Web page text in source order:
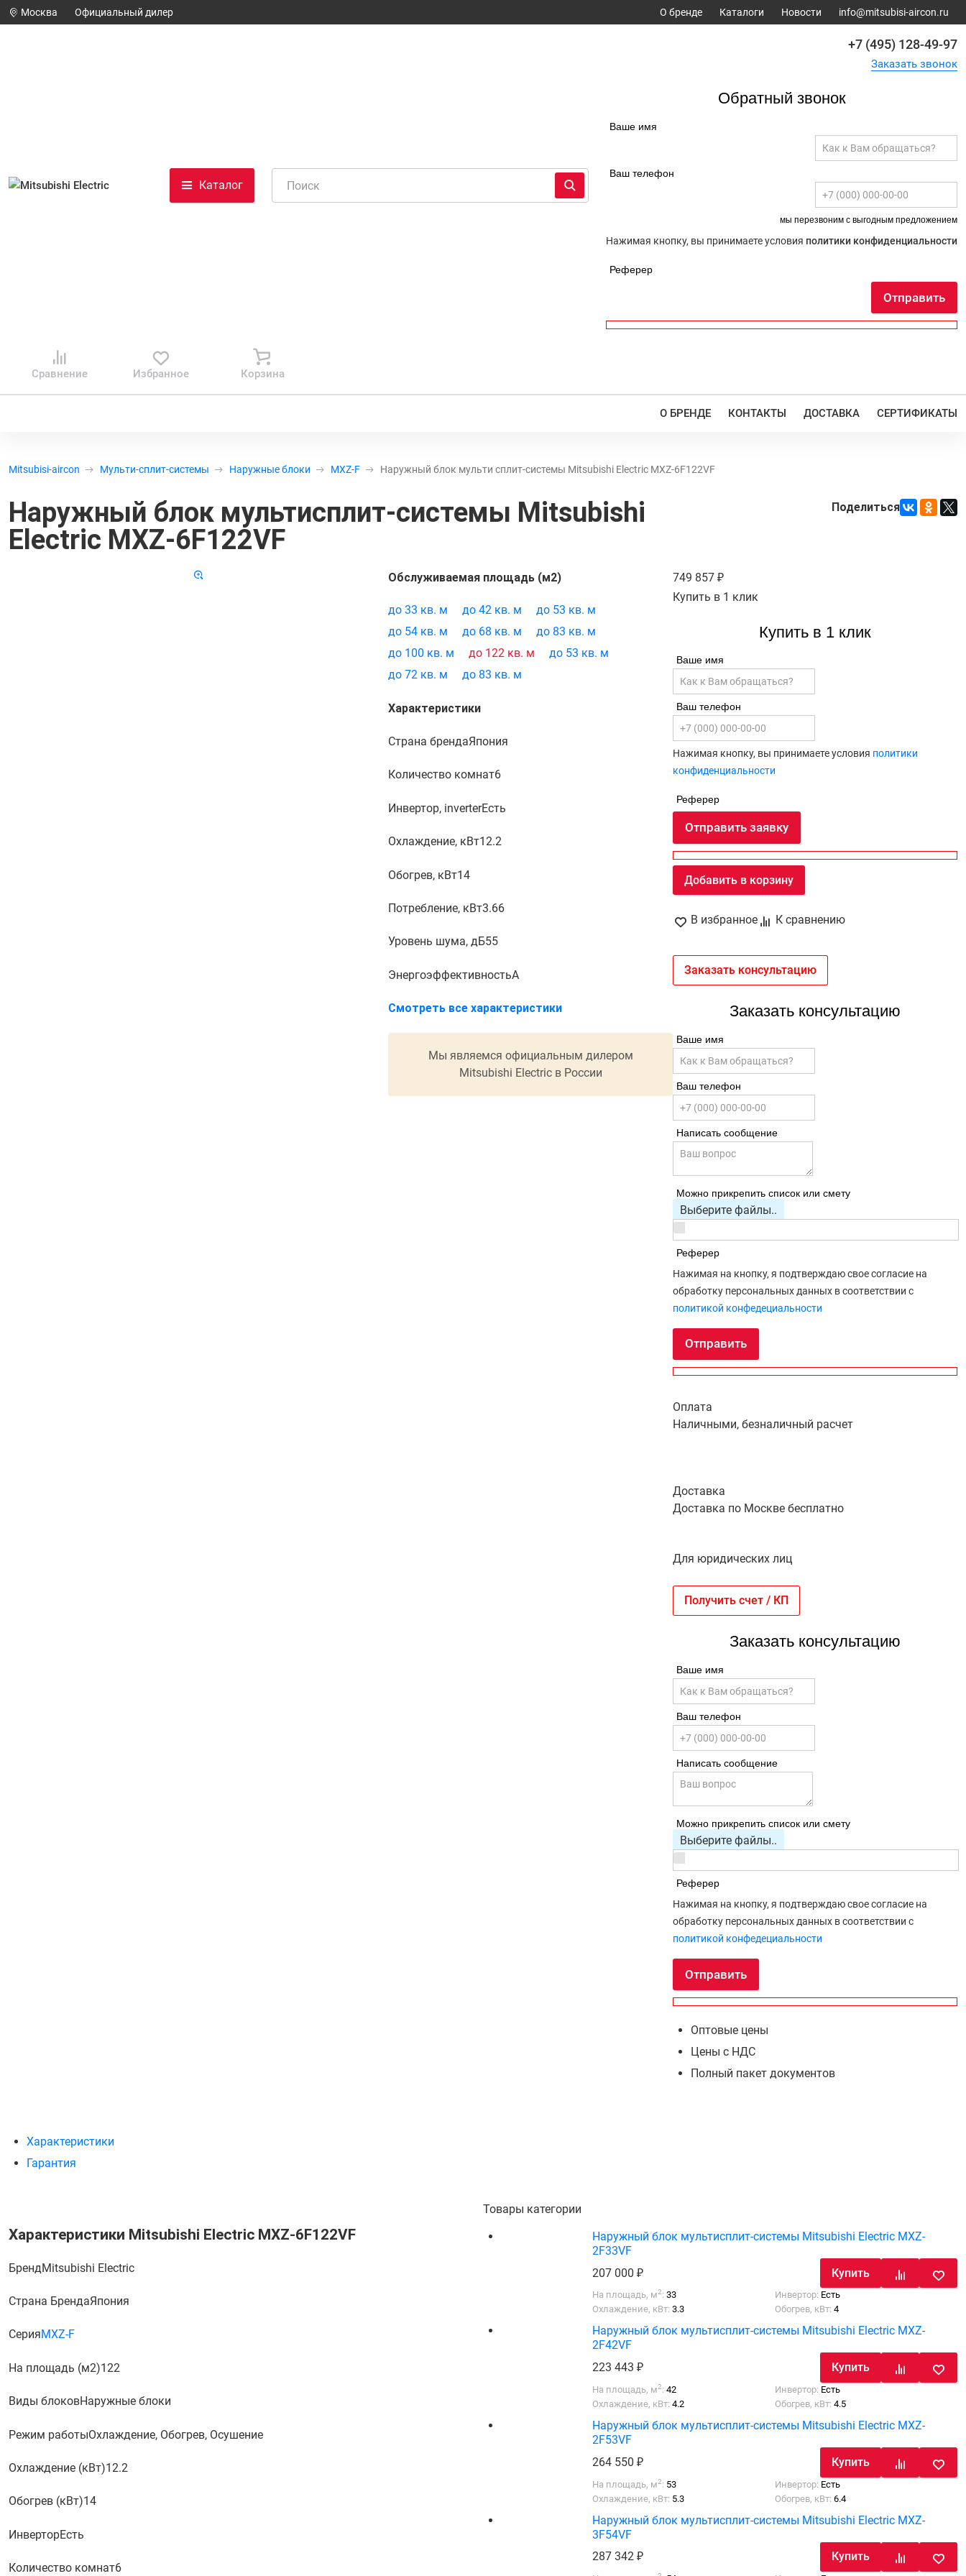
Москва Официальный дилер О бренде Каталоги Новости info@mitsubisi-aircon.ru
Каталог
+7 (495) 128-49-97
Заказать звонок
Обратный звонок
Ваше имя
Ваш телефон
мы перезвоним с выгодным предложением
Нажимая кнопку, вы принимаете условия политики конфиденциальности
Реферер
Отправить
Сравнение Избранное Корзина
О БРЕНДЕ КОНТАКТЫ ДОСТАВКА СЕРТИФИКАТЫ
Mitsubisi-aircon Мульти-сплит-системы Наружные блоки MXZ-F Наружный блок мульти сплит-системы Mitsubishi Electric MXZ-6F122VF
Наружный блок мультисплит-системы Mitsubishi
Electric MXZ-6F122VF
Поделиться
749 857
Купить в 1 клик
Купить в 1 клик
Ваше имя
Ваш телефон
Нажимая кнопку, вы принимаете условия политики
конфиденциальности
Реферер
Отправить заявку
Добавить в корзину
В избранное К сравнению
Заказать консультацию
Заказать консультацию
Ваше имя
Ваш телефон
Написать сообщение
Можно прикрепить список или смету
Выберите файлы..
Реферер
Нажимая на кнопку, я подтверждаю свое согласие на
обработку персональных данных в соответствии с
политикой конфедециальности
Отправить
Оплата
Наличными, безналичный расчет
Доставка
Доставка по Москве бесплатно
Для юридических лиц
Получить счет / КП
Заказать консультацию
Ваше имя
Ваш телефон
Написать сообщение
Можно прикрепить список или смету
Выберите файлы..
Реферер
Нажимая на кнопку, я подтверждаю свое согласие на
обработку персональных данных в соответствии с
политикой конфедециальности
Отправить
Оптовые цены
Цены с НДС
Полный пакет документов
Обслуживаемая площадь (м2)
до 33 кв. м до 42 кв. м
до 53 кв. м
до 54 кв. м
до 68 кв. м
до 83 кв. м
до 100 кв. м
до 122 кв. м
до 53 кв. м
до 72 кв. м
до 83 кв. м
Характеристики
Страна брендаЯпония
Количество комнат6
Инвертор, inverterЕсть
Охлаждение, кВт12.2
Обогрев, кВт14
Потребление, кВт3.66
Уровень шума, дБ55
ЭнергоэффективностьA
Смотреть все характеристики
Мы являемся официальным дилером
Mitsubishi Electric в России
Характеристики
Гарантия
Характеристики Mitsubishi Electric MXZ-6F122VF
БрендMitsubishi Electric
Страна БрендаЯпония
СерияMXZ-F
На площадь (м2)122
Виды блоковНаружные блоки
Режим работыОхлаждение, Обогрев, Осушение
Охлаждение (кВт)12.2
Обогрев (кВт)14
ИнверторЕсть
Количество комнат6
Товары категории
Наружный блок мультисплит-системы Mitsubishi Electric MXZ-
2F33VF
207 000
Купить
На площадь, м2: 33 Инвертор: Есть
Охлаждение, кВт: 3.3 Обогрев, кВт: 4
Наружный блок мультисплит-системы Mitsubishi Electric MXZ-
2F42VF
223 443
Купить
На площадь, м2: 42 Инвертор: Есть
Охлаждение, кВт: 4.2 Обогрев, кВт: 4.5
Наружный блок мультисплит-системы Mitsubishi Electric MXZ-
2F53VF
264 550
Купить
На площадь, м2: 53 Инвертор: Есть
Охлаждение, кВт: 5.3 Обогрев, кВт: 6.4
Наружный блок мультисплит-системы Mitsubishi Electric MXZ-
3F54VF
287 342
Купить